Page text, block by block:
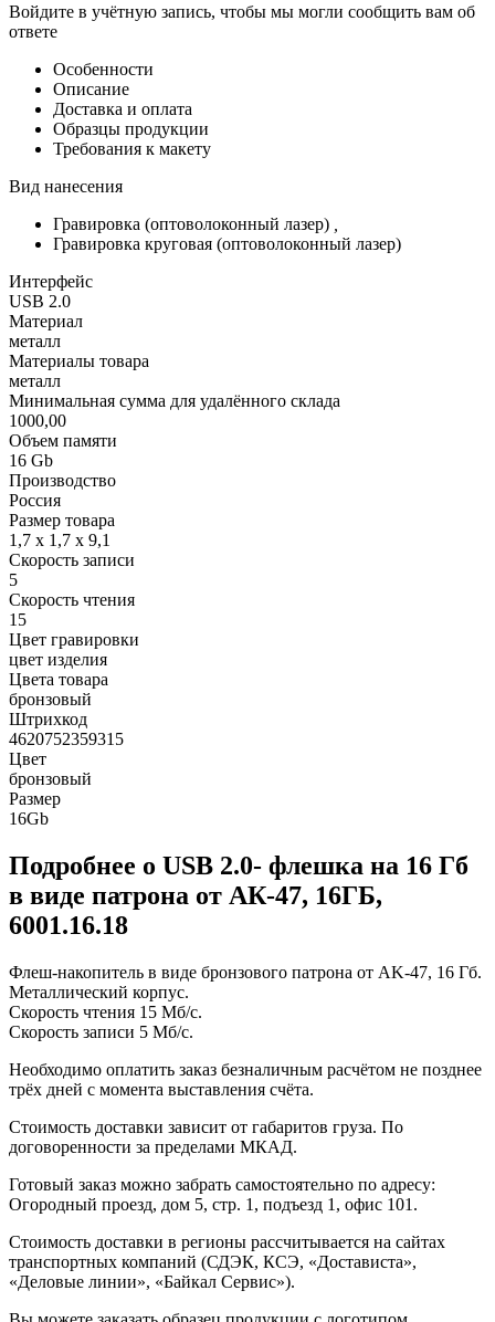
Войдите в учётную запись, чтобы мы могли сообщить вам об
ответе
Особенности
Описание
Доставка и оплата
Образцы продукции
Требования к макету
Вид нанесения
Гравировка (оптоволоконный лазер)
Гравировка круговая (оптоволоконный лазер)
Интерфейс
USB 2.0
Материал
металл
Материалы товара
металл
Минимальная сумма для удалённого склада
1000,00
Объем памяти
16 Gb
Производство
Россия
Размер товара
1,7 х 1,7 х 9,1
Скорость записи
5
Скорость чтения
15
Цвет гравировки
цвет изделия
Цвета товара
бронзовый
Штрихкод
4620752359315
Цвет
бронзовый
Размер
16Gb
Подробнее о USB 2.0- флешка на 16 Гб
в виде патрона от АК-47, 16ГБ,
6001.16.18
Флеш-накопитель в виде бронзового патрона от AK-47, 16 Гб.
Металлический корпус.
Cкорость чтения 15 Мб/с.
Скорость записи 5 Мб/с.
Необходимо оплатить заказ безналичным расчётом не позднее
трёх дней с момента выставления счёта.
Стоимость доставки зависит от габаритов груза. По
договоренности за пределами МКАД.
Готовый заказ можно забрать самостоятельно по адресу:
Огородный проезд, дом 5, стр. 1, подъезд 1, офис 101.
Стоимость доставки в регионы рассчитывается на сайтах
транспортных компаний (СДЭК, КСЭ, «Достависта»,
«Деловые линии», «Байкал Сервис»).